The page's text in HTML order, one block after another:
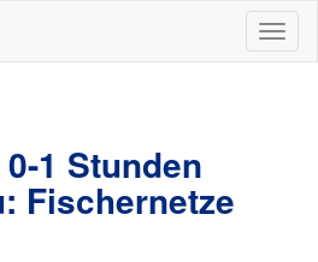
ein-/
1 Stunden
Fischernetze